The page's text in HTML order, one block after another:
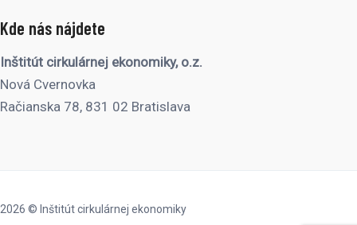
Kde nás nájdete
Inštitút cirkulárnej ekonomiky, o.z.
Nová Cvernovka
Račianska 78, 831 02 Bratislava
2026 © Inštitút cirkulárnej ekonomiky